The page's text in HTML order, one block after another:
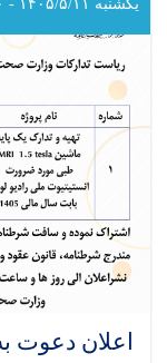
اعلان دعوت